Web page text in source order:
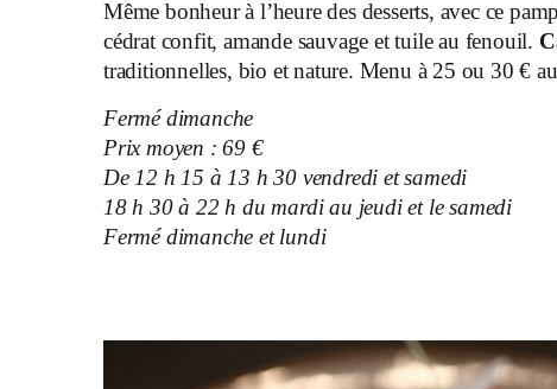
Même bonheur à l’heure des desserts, avec ce
cédrat confit, amande sauvage et tuile au fenouil.
traditionnelles, bio et nature. Menu à 25 ou 30 €
Fermé dimanche
Prix moyen : 69 €
De 12 h 15 à 13 h 30 vendredi et samedi
18 h 30 à 22 h du mardi au jeudi et le samedi
Fermé dimanche et lundi